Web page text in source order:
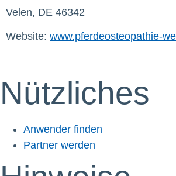
Velen, DE 46342
Website: www.pferdeosteopathie-
Nützliches
Anwender finden
Partner werden